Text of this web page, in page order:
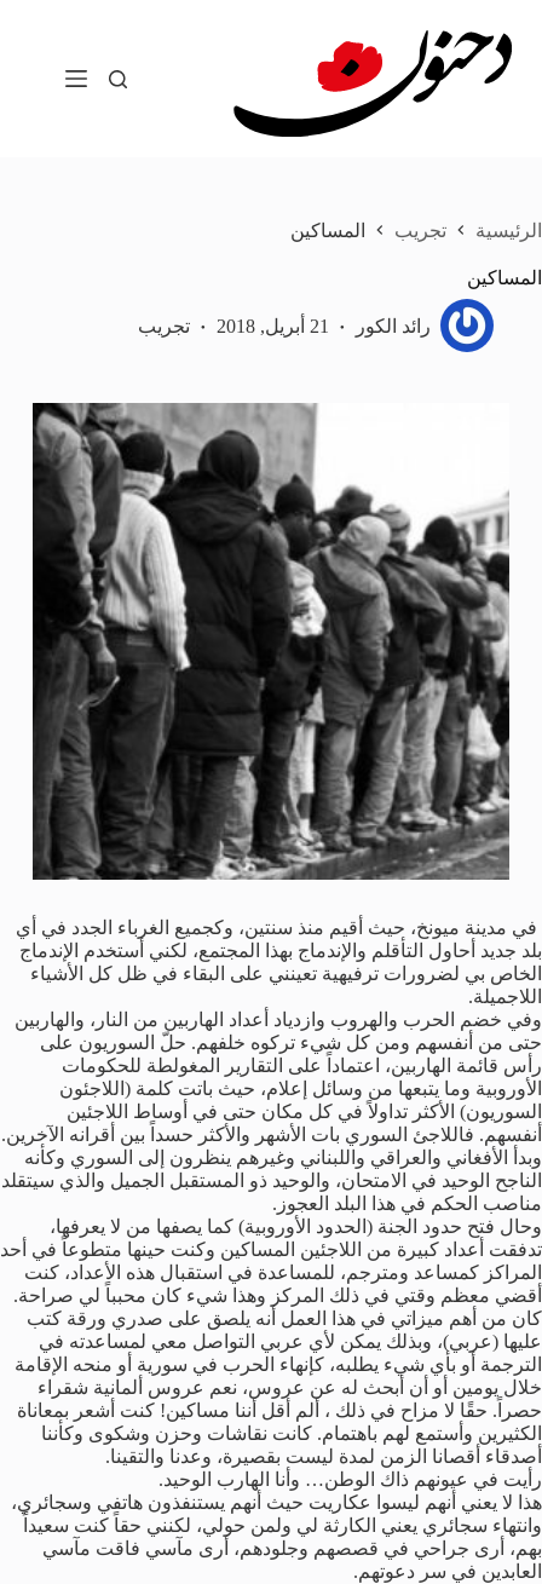
المحتوى
الرئيسية تجريب المساكين
المساكين
رائد الكور 21 أبريل, 2018 تجريب
في مدينة ميونخ، حيث أقيم منذ سنتين، وكجميع الغرباء الجدد في أي
بلد جديد أحاول التأقلم والإندماج بهذا المجتمع، لكني أستخدم الإندماج
الخاص بي لضرورات ترفيهية تعينني على البقاء في ظل كل الأشياء
اللاجميلة.
وفي خضم الحرب والهروب وازدياد أعداد الهاربين من النار، والهاربين
حتى من أنفسهم ومن كل شيء تركوه خلفهم. حلّ السوريون على
رأس قائمة الهاربين، اعتماداً على التقارير المغولطة للحكومات
الأوروبية وما يتبعها من وسائل إعلام، حيث باتت كلمة (اللاجئون
السوريون) الأكثر تداولاً في كل مكان حتى في أوساط اللاجئين
أنفسهم. فاللاجئ السوري بات الأشهر والأكثر حسداً بين أقرانه الآخرين.
وبدأ الأفغاني والعراقي واللبناني وغيرهم ينظرون إلى السوري وكأنه
الناجح الوحيد في الامتحان، والوحيد ذو المستقبل الجميل والذي سيتقلد
مناصب الحكم في هذا البلد العجوز.
وحال فتح حدود الجنة (الحدود الأوروبية) كما يصفها من لا يعرفها،
تدفقت أعداد كبيرة من اللاجئين المساكين وكنت حينها متطوعاً في أحد
المراكز كمساعد ومترجم، للمساعدة في استقبال هذه الأعداد، كنت
أقضي معظم وقتي في ذلك المركز وهذا شيء كان محبباً لي صراحة.
كان من أهم ميزاتي في هذا العمل أنه يلصق على صدري ورقة كتب
عليها (عربي)، وبذلك يمكن لأي عربي التواصل معي لمساعدته في
الترجمة أو بأي شيء يطلبه، كإنهاء الحرب في سورية أو منحه الإقامة
خلال يومين أو أن أبحث له عن عروس، نعم عروس ألمانية شقراء
حصراً. حقًا لا مزاح في ذلك ، ألم أقل أننا مساكين! كنت أشعر بمعاناة
الكثيرين وأستمع لهم باهتمام. كانت نقاشات وحزن وشكوى وكأننا
أصدقاء أقصانا الزمن لمدة ليست بقصيرة، وعدنا والتقينا.
رأيت في عيونهم ذاك الوطن… وأنا الهارب الوحيد.
هذا لا يعني أنهم ليسوا عكاريت حيث أنهم يستنفذون هاتفي وسجائري،
وانتهاء سجائري يعني الكارثة لي ولمن حولي، لكنني حقاً كنت سعيداً
بهم، أرى جراحي في قصصهم وجلودهم، أرى مآسي فاقت مآسي
العابدين في سر دعوتهم.